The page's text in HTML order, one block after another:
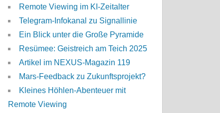
Remote Viewing im KI-Zeitalter
Telegram-Infokanal zu Signallinie
Ein Blick unter die Große Pyramide
Resümee: Geistreich am Teich 2025
Artikel im NEXUS-Magazin 119
Mars-Feedback zu Zukunftsprojekt?
Kleines Höhlen-Abenteuer mit
Remote Viewing